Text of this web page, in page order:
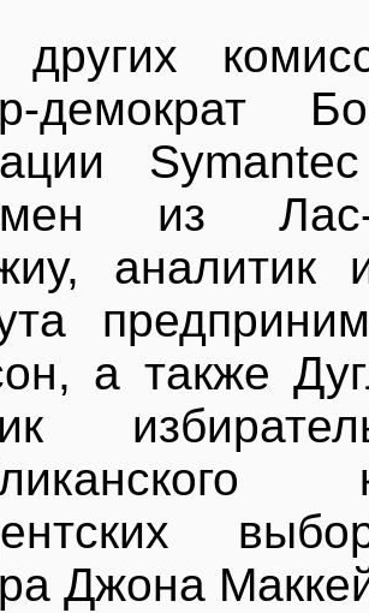
других
демократ
из
аналитик
а также
Джона